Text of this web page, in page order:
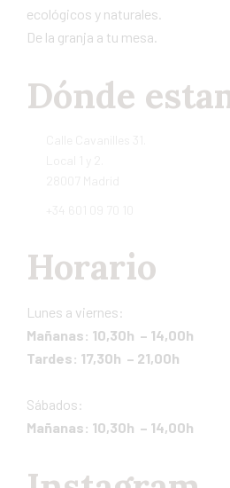
ecológicos y naturales.
De la granja a tu mesa.
Dónde
Horario
Lunes a viernes:
Mañanas: 10,30h – 14,00h
Tardes: 17,30h – 21,00h
Sábados:
Mañanas: 10,30h – 14,00h